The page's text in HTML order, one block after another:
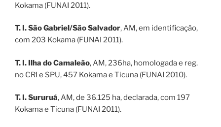
Kokama (FUNAI 2011).
T. I. São Gabriel/São Salvador, AM, em identificação,
com 203 Kokama (FUNAI 2011).
T. I. Ilha do Camaleão, AM, 236ha, homologada e reg.
no CRI e SPU, 457 Kokama e Ticuna (FUNAI 2010).
T. I. Sururuá, AM, de 36.125 ha, declarada, com 197
Kokama e Ticuna (FUNAI 2011).